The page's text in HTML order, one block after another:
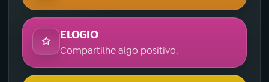
ELOGIO
Compartilhe algo positivo.